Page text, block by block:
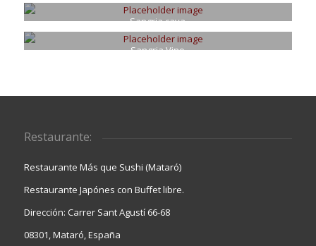
Sangria cava
€18.55
Sangria Vino
Restaurante:
Restaurante Más que Sushi (Mataró)
Restaurante Japónes con Buffet libre.
Dirección: Carrer Sant Agustí 66-68
08301, Mataró, España